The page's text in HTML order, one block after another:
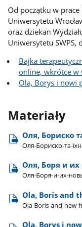
Od początku w
Uniwersytetu
oraz dziekan
Uniwersytetu SWPS,
Bajka
online, wkrótce w
Ola, Borys i nowi
Materiały
Оля, Бориско
Оля-Бориско-та-
Оля, Боря и их
Оля-Боря-и-их-
Ola, Boris and
Ola-Boris-and-new-
Ola, Borys i